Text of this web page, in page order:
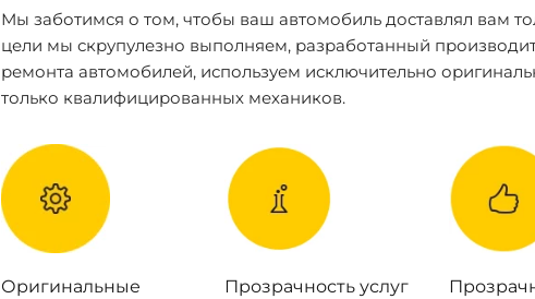
Мы заботимся о том, чтобы ваш автомобиль доставлял вам
цели мы скрупулезно выполняем, разработанный
ремонта автомобилей, используем исключительно
только квалифицированных механиков.
Оригинальные
Прозрачность услуг